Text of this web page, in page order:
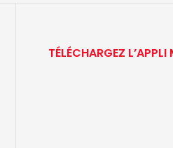
TÉLÉCHARGEZ L’APPLI